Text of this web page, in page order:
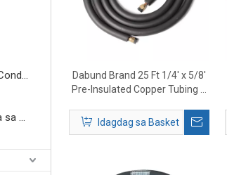
Insulated Copper Pipe Air Conditioning
Insulated Copper Pipe para sa Split AC
Dabund Brand 25 Ft 1/4' x 5/8'
Pre-Insulated Copper Tubing –
Idagdag sa Basket